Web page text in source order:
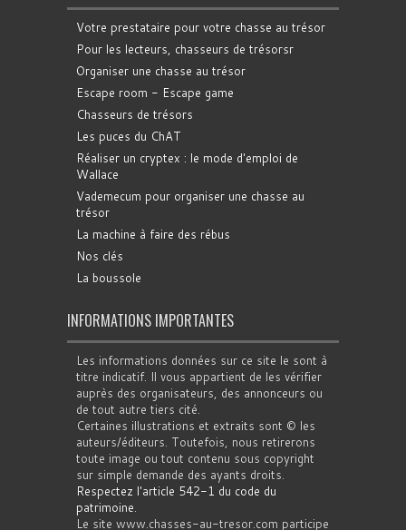
Votre prestataire pour votre chasse au trésor
Pour les lecteurs, chasseurs de trésorsr
Organiser une chasse au trésor
Escape room - Escape game
Chasseurs de trésors
Les puces du ChAT
Réaliser un cryptex : le mode d'emploi de
Wallace
Vademecum pour organiser une chasse au
trésor
La machine à faire des rébus
Nos clés
La boussole
INFORMATIONS IMPORTANTES
Les informations données sur ce site le sont à
titre indicatif. Il vous appartient de les vérifier
auprès des organisateurs, des annonceurs ou
de tout autre tiers cité.
Certaines illustrations et extraits sont © les
auteurs/éditeurs. Toutefois, nous retirerons
toute image ou tout contenu sous copyright
sur simple demande des ayants droits.
Respectez l'article 542-1 du code du
patrimoine.
Le site www.chasses-au-tresor.com participe